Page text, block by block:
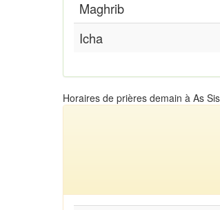
Maghrib
Icha
Horaires de prières demain à As